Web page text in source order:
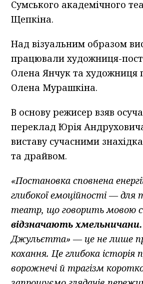
Сумського академічного
Щепкіна.
Над візуальним образом
працювали художниця-
Олена Янчук та художниця
Олена Мурашкіна.
В основу режисер взяв
переклад Юрія
виставу сучасними
та драйвом.
«Постановка сповнена
глибокої емоційності —
театр, що говорить мовою
відзначають хмельничани.
Джульєтта» — це не лише
кохання. Це глибока історія
ворожнечі й трагізм